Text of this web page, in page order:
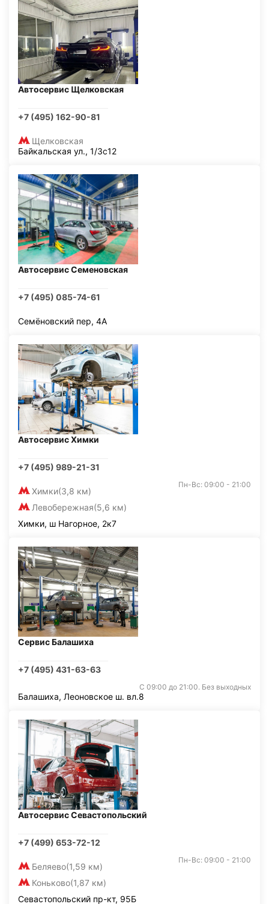
Автосервис Щелковская
+7 (495) 162-90-81
Щелковская
Байкальская ул., 1/3с12
Автосервис Семеновская
+7 (495) 085-74-61
Семёновский пер, 4А
Автосервис Химки
+7 (495) 989-21-31
Химки(3,8 км)
Левобережная(5,6 км)
Пн-Вс: 09:00 - 21:00
Химки, ш Нагорное, 2к7
Сервис Балашиха
+7 (495) 431-63-63
С 09:00 до 21:00. Без выходных
Балашиха, Леоновское ш. вл.8
Автосервис Севастопольский
+7 (499) 653-72-12
Беляево(1,59 км)
Коньково(1,87 км)
Пн-Вс: 09:00 - 21:00
Севастопольский пр-кт, 95Б